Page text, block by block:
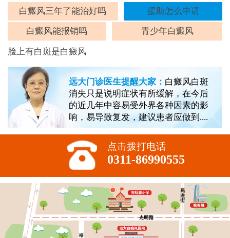
斑
白癜风三年了能治好吗 援助怎么申请
白癜风能报销吗 青少年白癜风
脸上有白斑是白癜风
远大门诊医生提醒大家： 白癜风白斑
消失只是说明症状有所缓解，在今后
的近几年中容易受外界各种因素的影
响，易导致复发，建议患者应做到....
点击拨打电话
0311-86990555